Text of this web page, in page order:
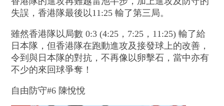
失誤，香港隊最後以11:25 輸了第三局。
雖然香港隊以局數 0:3 (4:25，7:25，11:25) 輸了給
日本隊，但香港隊在跑動進攻及接發球上的改善，
令到與日本隊的對抗，不再像以卵擊石，當中亦有
不少的來回球爭奪！
自由防守#6 陳悅悅